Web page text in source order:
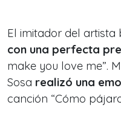
El imitador del artista
con una perfecta
make you love me”.
Sosa realizó una
canción “Cómo